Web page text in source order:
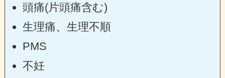
頭痛(片頭痛含む)
生理痛、生理不順
PMS
不妊